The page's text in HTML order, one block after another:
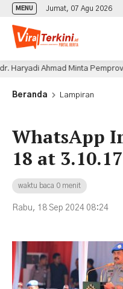
MENU Jumat, 07 Agu 2026
Ahmad Minta Pemprov
Beranda Lampiran
WhatsApp
18 at
waktu baca 0 menit
Rabu, 18 Sep 2024 08:24